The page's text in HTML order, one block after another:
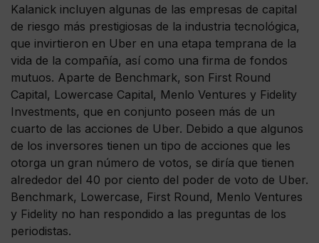
Kalanick incluyen algunas de las empresas de capital
de riesgo más prestigiosas de la industria tecnológica,
que invirtieron en Uber en una etapa temprana de la
vida de la compañía, así como una firma de fondos
mutuos. Aparte de Benchmark, son First Round
Capital, Lowercase Capital, Menlo Ventures y Fidelity
Investments, que en conjunto poseen más de un
cuarto de las acciones de Uber. Debido a que algunos
de los inversores tienen un tipo de acciones que les
otorga un gran número de votos, se diría que tienen
alrededor del 40 por ciento del poder de voto de Uber.
Benchmark, Lowercase, First Round, Menlo Ventures
y Fidelity no han respondido a las preguntas de los
periodistas.